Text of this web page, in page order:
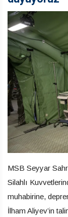
MSB Seyyar
Silahlı
muhabirine,
İlham Aliyev’in